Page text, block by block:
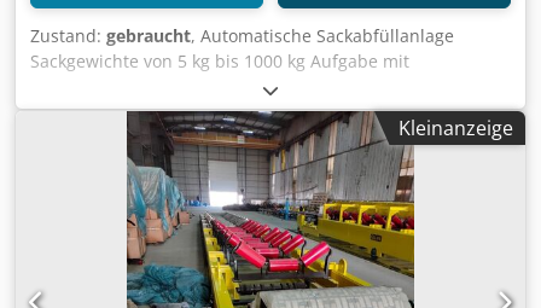
Zustand: gebraucht, Automatische Sackabfüllanlage
Sackgewichte von 5 kg bis 1000 kg Aufgabe mit
Produktauflockerer / Klumpenbrecher und Sieb.
Steigförderwendel zur Hochbehälterzufuhr und Mischer.
Fördersystem zum Sackabfüller, wo das Wiegen und die
Metalldetektion vor dem Befüllpunkt erfolgen. Dieses
System beinhaltet eine zweite mobile
Schneckenförderanlage zum Befüllen von 1000 kg Big
Bags/Säcken. Cjdpfx Ajyq Tb Isaisha Komplett mit allen
Steuerungen für einen reibungslosen Betrieb dieser
Absacklinie. Nach dem Befüllen werden die Säcke mit
Kleinanzeige